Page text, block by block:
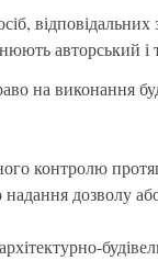
авторський
на виконання
контролю
дозволу